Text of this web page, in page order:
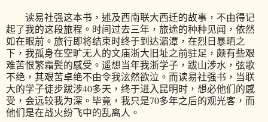
读易社强这本书，述及西南联大西迁的故事，不由得记
起了我的这段旅程。时间过去三年，旅途的种种见闻，依然
如在眼前。旅行即将结束时终于到达湄潭，在烈日暴晒之
下，我孤身在空旷无人的文庙浙大旧址之前驻足，颇有些艰
难苦恨繁霜鬓的感受。遥想当年我浙学子，跋山涉水，弦歌
不绝，其艰苦卓绝不由令我泫然欲泣。而读易社强书，当联
大的学子徒步跋涉40多天，终于进入昆明时，想必他们的感
受，会远较我为深。毕竟，我只是70多年之后的观光客，而
他们是在战火纷飞中的乱离人。